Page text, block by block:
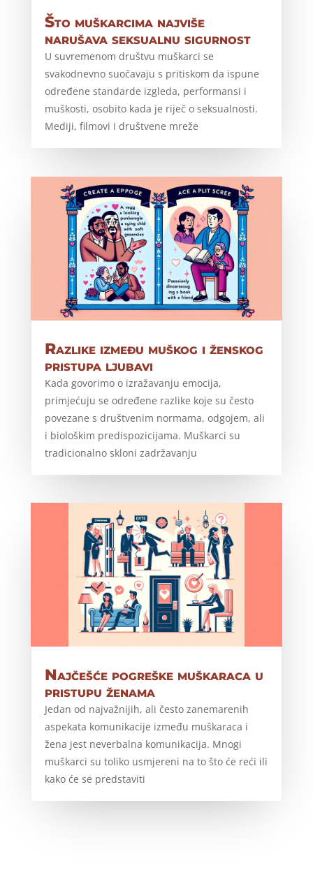
Što muškarcima najviše
narušava seksualnu sigurnost
U suvremenom društvu muškarci se
svakodnevno suočavaju s pritiskom da ispune
određene standarde izgleda, performansi i
muškosti, osobito kada je riječ o seksualnosti.
Mediji, filmovi i društvene mreže
Razlike između muškog i ženskog
pristupa ljubavi
Kada govorimo o izražavanju emocija,
primjećuju se određene razlike koje su često
povezane s društvenim normama, odgojem, ali
i biološkim predispozicijama. Muškarci su
tradicionalno skloni zadržavanju
Najčešće pogreške muškaraca u
pristupu ženama
Jedan od najvažnijih, ali često zanemarenih
aspekata komunikacije između muškaraca i
žena jest neverbalna komunikacija. Mnogi
muškarci su toliko usmjereni na to što će reći ili
kako će se predstaviti